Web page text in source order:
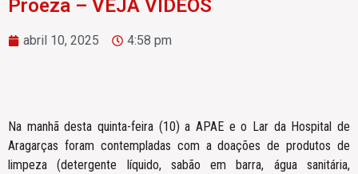
Proeza – VEJA VÍDEOS
abril 10, 2025 4:58 pm
Na manhã desta quinta-feira (10) a APAE e o Lar da Hospital de
Aragarças foram contempladas com a doações de produtos de
limpeza (detergente líquido, sabão em barra, água sanitária,